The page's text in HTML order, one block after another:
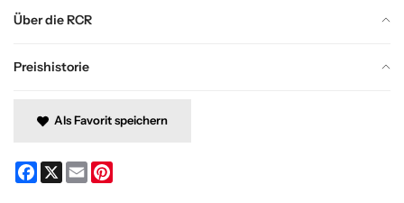
Über die RCR
Preishistorie
Als Favorit speichern
Facebook
X Email